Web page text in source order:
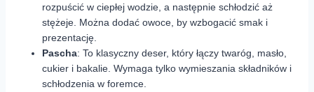
rozpuścić w ciepłej wodzie, a następnie schłodzić aż
stężeje. Można dodać owoce, by wzbogacić smak i
prezentację.
Pascha: To klasyczny deser, który łączy twaróg, masło,
cukier i bakalie. Wymaga tylko wymieszania składników i
schłodzenia w foremce.